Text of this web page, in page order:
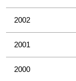
2002
2001
2000